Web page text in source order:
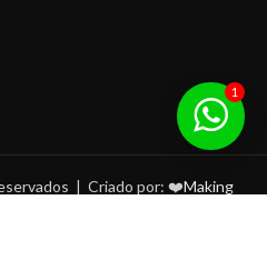
| Criado por: ❤️Making
1